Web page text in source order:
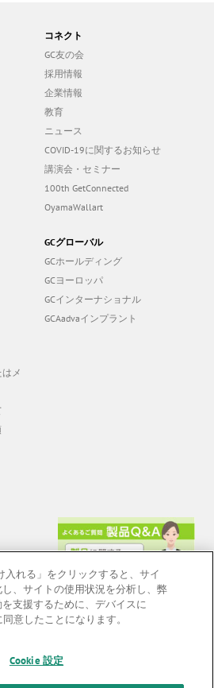
コネクト
GC友の会
採用情報
企業情報
教育
COVID-19に関するお知らせ
講演会・セミナー
OyamaWallart
GCグローバル
GCホールディング
GCインターナショナル
GCAadvaインプラント
メ
止 | お問い合わせ
入れる」をクリックすると、サイ
、サイトの使用状況を分析し、弊
支援するために、デバイスに
意したことになります。
Cookie 設定